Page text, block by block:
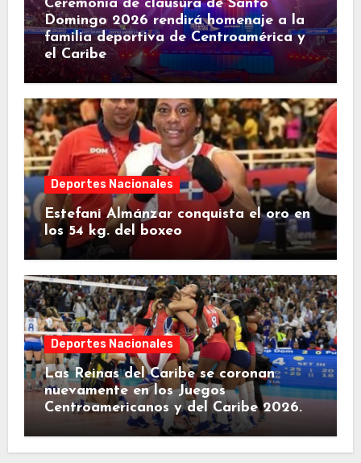
Ceremonia de clausura de Santo
Domingo 2026 rendirá homenaje a la
familia deportiva de Centroamérica y
el Caribe
Deportes Nacionales
Estefani Almánzar conquista el oro en
los 54 kg. del boxeo
Deportes Nacionales
Las Reinas del Caribe se coronan
nuevamente en los Juegos
Centroamericanos y del Caribe 2026.